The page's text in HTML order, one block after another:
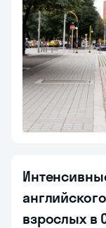
взрослых в